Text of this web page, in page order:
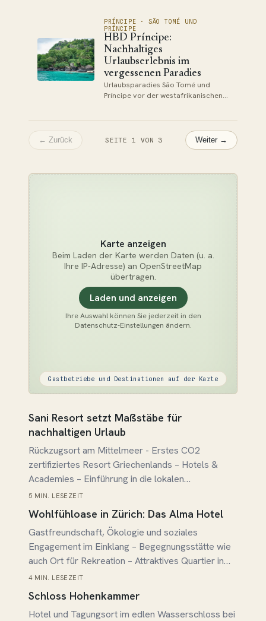
erntefrischer Produkte – Innovatives
Energiekonzept – Naturerlebnisse in
der Umgebung von Schwarzwald
und Markgräflerland
PRÍNCIPE · SÃO TOMÉ UND
PRÍNCIPE
HBD Príncipe:
Nachhaltiges
Urlaubserlebnis im
vergessenen Paradies
Urlaubsparadies São Tomé und
Príncipe vor der westafrikanischen
Príncipe – Vier hochwertige Hotels -
Artenreiche Flora und Fauna
← Zurück SEITE 1 VON 3 Weiter →
Karte anzeigen
Beim Laden der Karte werden Daten (u. a.
Ihre IP-Adresse) an OpenStreetMap
übertragen.
Laden und anzeigen
Ihre Auswahl können Sie jederzeit in den
Datenschutz-Einstellungen ändern.
Gastbetriebe und Destinationen auf der Karte
Sani Resort setzt Maßstäbe für
nachhaltigen Urlaub
Rückzugsort am Mittelmeer - Erstes CO2
zertifiziertes Resort Griechenlands – Hotels &
Academies – Einführung in die lokalen
Ökosysteme – Gastro: Die Olive im Zentrum –
Umfassendes Nachhaltigkeits-Programm
5 MIN. LESEZEIT
Wohlfühloase in Zürich: Das Alma Hotel
Gastfreundschaft, Ökologie und soziales
Engagement im Einklang – Begegnungsstätte wie
auch Ort für Rekreation – Attraktives Quartier in
Nähe zum See – Besonderheit: Ladies-Only-
Wellnessbereich
4 MIN. LESEZEIT
Schloss Hohenkammer
Hotel und Tagungsort im edlen Wasserschloss bei